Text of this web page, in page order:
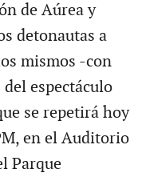
de Aúrea y
detonautas a
mismos -con
espectáculo
se repetirá hoy
en el Auditorio
Parque